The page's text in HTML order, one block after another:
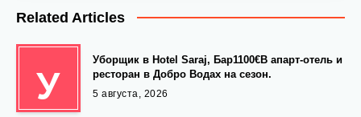
Related Articles
У
Уборщик в Hotel Saraj, Бар1100€В апарт-отель и
ресторан в Добро Водах на сезон.
5 августа, 2026